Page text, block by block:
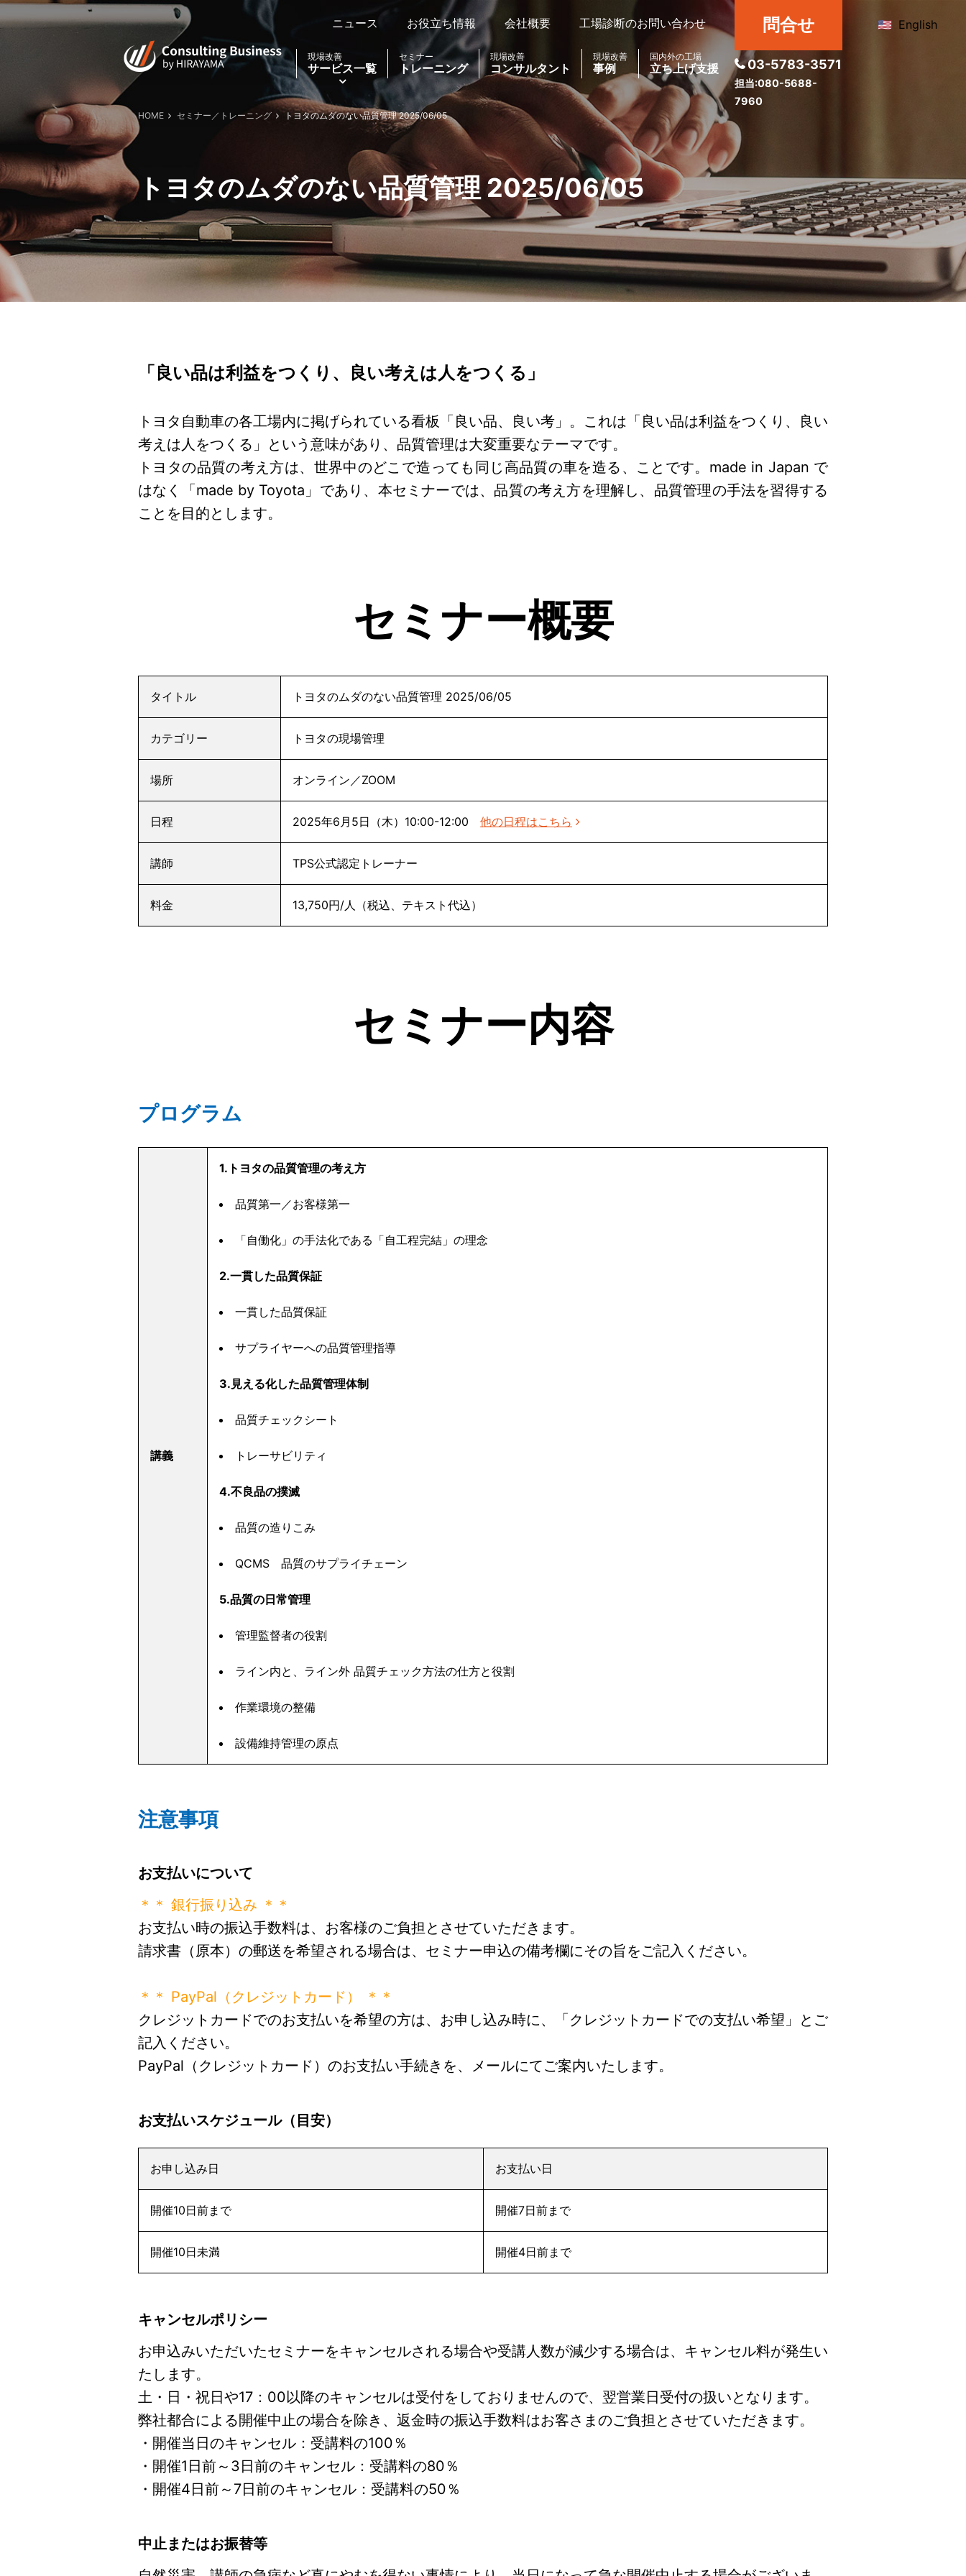
English
ニュース お役立ち情報 会社概要 工場診断のお問い合わせ
現場改善
サービス一覧
セミナー
トレーニング
現場改善
コンサルタント
現場改善
事例
国内外の工場
立ち上げ支援
問合せ
03-5783-3571
担当:080-5688-
7960
トヨタのムダのない品質管理 2025/06/05
HOME セミナー／トレーニング トヨタのムダのない品質管理 2025/06/05
「良い品は利益をつくり、良い考えは人をつくる」
トヨタ自動車の各工場内に掲げられている看板「良い品、良い考」。これは「良い品は利益をつくり、良い
考えは人をつくる」という意味があり、品質管理は大変重要なテーマです。
トヨタの品質の考え方は、世界中のどこで造っても同じ高品質の車を造る、ことです。made in Japan で
はなく「made by Toyota」であり、本セミナーでは、品質の考え方を理解し、品質管理の手法を習得する
ことを目的とします。
セミナー概要
タイトル トヨタのムダのない品質管理 2025/06/05
カテゴリー トヨタの現場管理
場所 オンライン／ZOOM
日程 2025年6月5日（木）10:00-12:00 他の日程はこちら
講師 TPS公式認定トレーナー
料金 13,750円/人（税込、テキスト代込）
セミナー内容
プログラム
講義
1.トヨタの品質管理の考え方
品質第一／お客様第一
「自働化」の手法化である「自工程完結」の理念
2.一貫した品質保証
一貫した品質保証
サプライヤーへの品質管理指導
3.見える化した品質管理体制
品質チェックシート
トレーサビリティ
4.不良品の撲滅
品質の造りこみ
QCMS 品質のサプライチェーン
5.品質の日常管理
管理監督者の役割
ライン内と、ライン外 品質チェック方法の仕方と役割
作業環境の整備
設備維持管理の原点
注意事項
お支払いについて
＊＊ 銀行振り込み ＊＊
お支払い時の振込手数料は、お客様のご負担とさせていただきます。
請求書（原本）の郵送を希望される場合は、セミナー申込の備考欄にその旨をご記入ください。
＊＊ PayPal（クレジットカード） ＊＊
クレジットカードでのお支払いを希望の方は、お申し込み時に、「クレジットカードでの支払い希望」とご
記入ください。
PayPal（クレジットカード）のお支払い手続きを、メールにてご案内いたします。
お支払いスケジュール（目安）
お申し込み日 お支払い日
開催10日前まで 開催7日前まで
開催10日未満 開催4日前まで
キャンセルポリシー
お申込みいただいたセミナーをキャンセルされる場合や受講人数が減少する場合は、キャンセル料が発生い
たします。
土・日・祝日や17：00以降のキャンセルは受付をしておりませんので、翌営業日受付の扱いとなります。
弊社都合による開催中止の場合を除き、返金時の振込手数料はお客さまのご負担とさせていただきます。
・開催当日のキャンセル：受講料の100％
・開催1日前～3日前のキャンセル：受講料の80％
・開催4日前～7日前のキャンセル：受講料の50％
中止またはお振替等